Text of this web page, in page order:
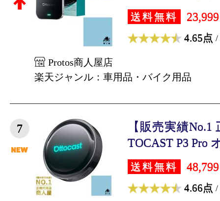
送料無料
4.65点 /
Protos商人屋店
楽天ジャンル：車用品・バイク用品
7
【販売実績
TOCAST P3 Pro
送料無料
4.66点 /